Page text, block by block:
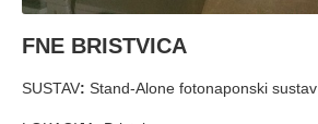
FNE BRISTVICA
SUSTAV: Stand-Alone fotonaponski sustav